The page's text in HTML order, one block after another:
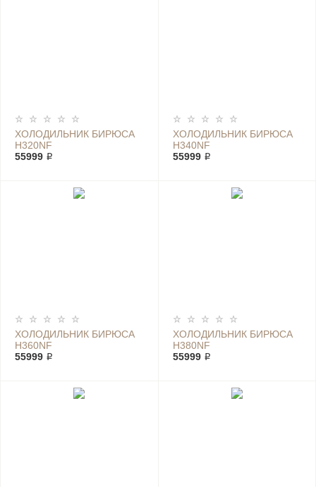
ХОЛОДИЛЬНИК БИРЮСА
H320NF
55999 ₽
ХОЛОДИЛЬНИК БИРЮСА
H340NF
55999 ₽
ХОЛОДИЛЬНИК БИРЮСА
H360NF
55999 ₽
ХОЛОДИЛЬНИК БИРЮСА
H380NF
55999 ₽